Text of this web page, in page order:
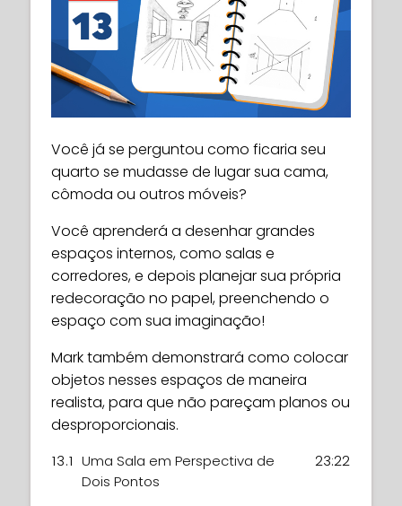
Você já se perguntou como ficaria seu
quarto se mudasse de lugar sua cama,
cômoda ou outros móveis?
Você aprenderá a desenhar grandes
espaços internos, como salas e
corredores, e depois planejar sua própria
redecoração no papel, preenchendo o
espaço com sua imaginação!
Mark também demonstrará como colocar
objetos nesses espaços de maneira
realista, para que não pareçam planos ou
desproporcionais.
13.1 Uma Sala em Perspectiva de
Dois Pontos
23:22